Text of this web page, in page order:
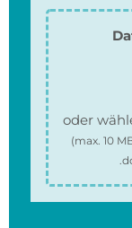
oder
(max. 10